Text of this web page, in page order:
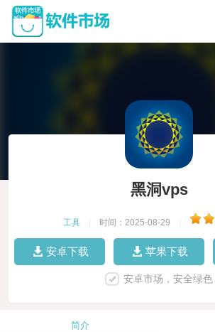
黑洞vps
工具 时间：2025-08-29
安卓下载 苹果下载
安卓市场，安全绿色
简介